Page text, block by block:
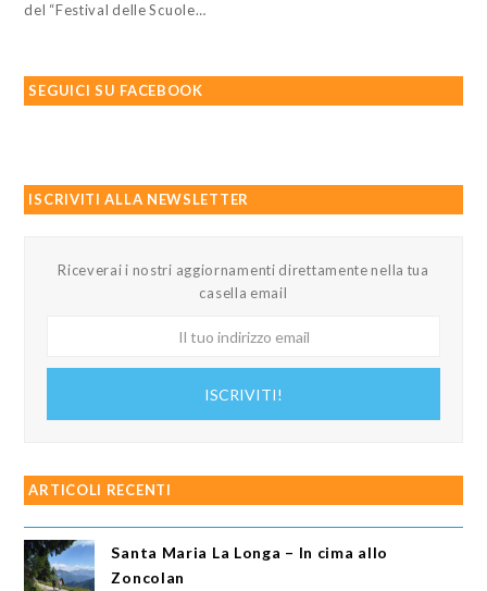
del “Festival delle Scuole…
SEGUICI SU FACEBOOK
ISCRIVITI ALLA NEWSLETTER
Riceverai i nostri aggiornamenti direttamente nella tua
casella email
ISCRIVITI!
ARTICOLI RECENTI
Santa Maria La Longa – In cima allo
Zoncolan